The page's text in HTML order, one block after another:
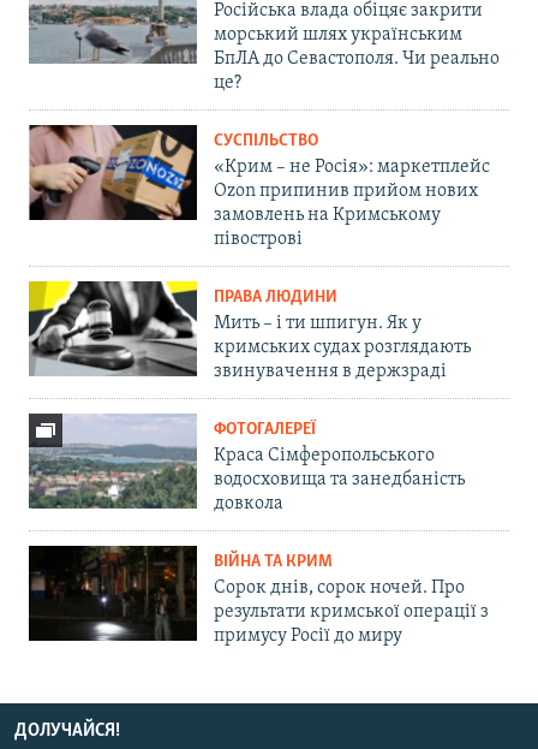
Російська влада обіцяє закрити
морський шлях українським
БпЛА до Севастополя. Чи реально
це?
СУСПІЛЬСТВО
«Крим – не Росія»: маркетплейс
Ozon припинив прийом нових
замовлень на Кримському
півострові
ПРАВА ЛЮДИНИ
Мить – і ти шпигун. Як у
кримських судах розглядають
звинувачення в держзраді
ФОТОГАЛЕРЕЇ
Краса Сімферопольського
водосховища та занедбаність
довкола
ВІЙНА ТА КРИМ
Сорок днів, сорок ночей. Про
результати кримської операції з
примусу Росії до миру
ДОЛУЧАЙСЯ!